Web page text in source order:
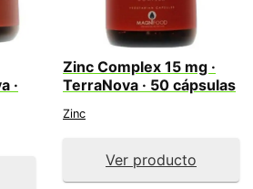
·
Zinc Complex 15 mg ·
TerraNova · 50 cápsulas
Zinc
Ver producto